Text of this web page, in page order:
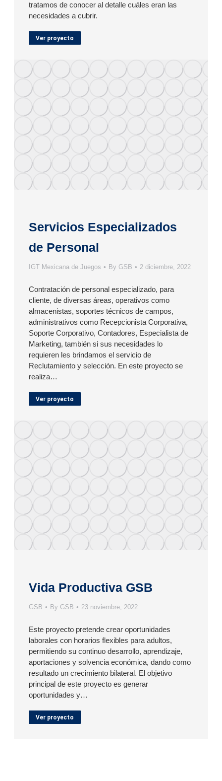
tratamos de conocer al detalle cuáles eran las
necesidades a cubrir.
Ver proyecto
Servicios Especializados
de Personal
IGT Mexicana de Juegos By GSB 2 diciembre, 2022
Contratación de personal especializado, para
cliente, de diversas áreas, operativos como
almacenistas, soportes técnicos de campos,
administrativos como Recepcionista Corporativa,
Soporte Corporativo, Contadores, Especialista de
Marketing, también si sus necesidades lo
requieren les brindamos el servicio de
Reclutamiento y selección. En este proyecto se
realiza…
Ver proyecto
Vida Productiva GSB
GSB By GSB 23 noviembre, 2022
Este proyecto pretende crear oportunidades
laborales con horarios flexibles para adultos,
permitiendo su continuo desarrollo, aprendizaje,
aportaciones y solvencia económica, dando como
resultado un crecimiento bilateral. El objetivo
principal de este proyecto es generar
oportunidades y…
Ver proyecto